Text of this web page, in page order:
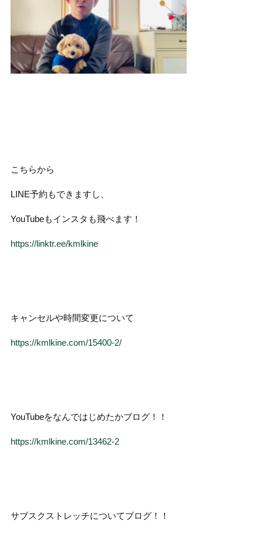
こちらから
LINE予約もできますし、
YouTubeもインスタも飛べます！
https://linktr.ee/kmlkine
キャンセルや時間変更について
https://kmlkine.com/15400-2/
YouTubeをなんではじめたかブログ！！
https://kmlkine.com/13462-2
サブスクストレッチについてブログ！！